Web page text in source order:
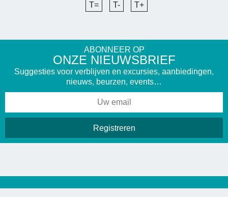
T= T- T+
ABONNEER OP
ONZE NIEUWSBRIEF
Suggesties voor verblijven en excursies, aanbiedingen,
nieuws, beurzen, events…